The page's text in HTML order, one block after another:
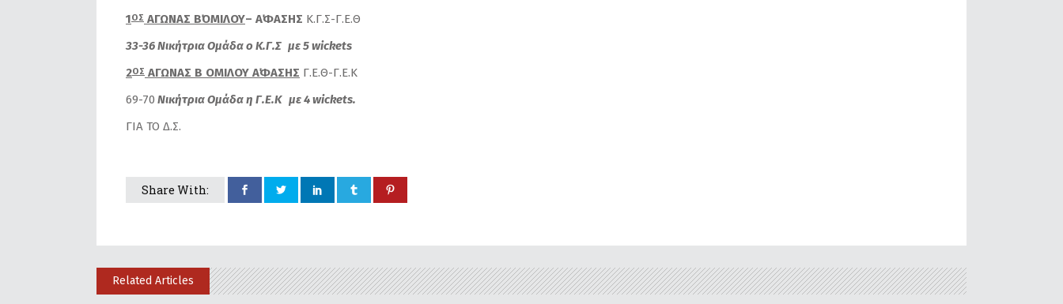
1ΟΣ ΑΓΩΝΑΣ Β΄ΟΜΙΛΟΥ– Α΄ΦΑΣΗΣ Κ.Γ.Σ-Γ.Ε.Θ
33-36 Νικήτρια Ομάδα ο Κ.Γ.Σ με 5wickets
2ΟΣ ΑΓΩΝΑΣ Β ΟΜΙΛΟΥ Α΄ΦΑΣΗΣ Γ.Ε.Θ-Γ.Ε.Κ
69-70 Νικήτρια Ομάδα η Γ.Ε.Κ με 4wickets.
ΓΙΑ ΤΟ Δ.Σ.
Share With:
Related Articles